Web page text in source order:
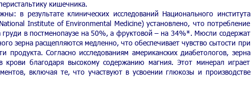
кишечника.
в результате клинических исследований Национального института
Institute of Environmental Medicine) установлено, что потребление
груди в постменопаузе на 50%, а фруктовой – на 34%*. Мюсли содержат
зерна расщепляются медленно, что обеспечивает чувство сытости при
продукта. Согласно исследованиям американских диабетологов, зерна
крови благодаря высокому содержанию магния. Этот минерал играет
включая те, что участвуют в усвоении глюкозы и производстве